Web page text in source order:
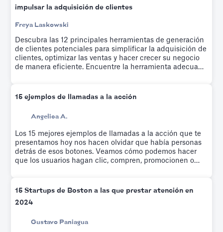
impulsar la adquisición de clientes
Freya Laskowski
Descubra las 12 principales herramientas de generación
de clientes potenciales para simplificar la adquisición de
clientes, optimizar las ventas y hacer crecer su negocio
de manera eficiente. Encuentre la herramienta adecuada
15 ejemplos de llamadas a la acción
Angelica A.
Los 15 mejores ejemplos de llamadas a la acción que te
presentamos hoy nos hacen olvidar que había personas
detrás de esos botones. Veamos cómo podemos hacer
que los usuarios hagan clic, compren, promocionen o
15 Startups de Boston a las que prestar atención en
2024
Gustavo Paniagua